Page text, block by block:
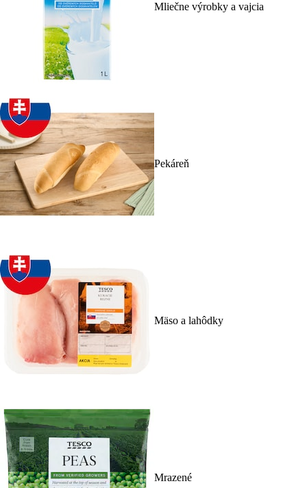
Mliečne výrobky a vajcia
Pekáreň
Mäso a lahôdky
Mrazené